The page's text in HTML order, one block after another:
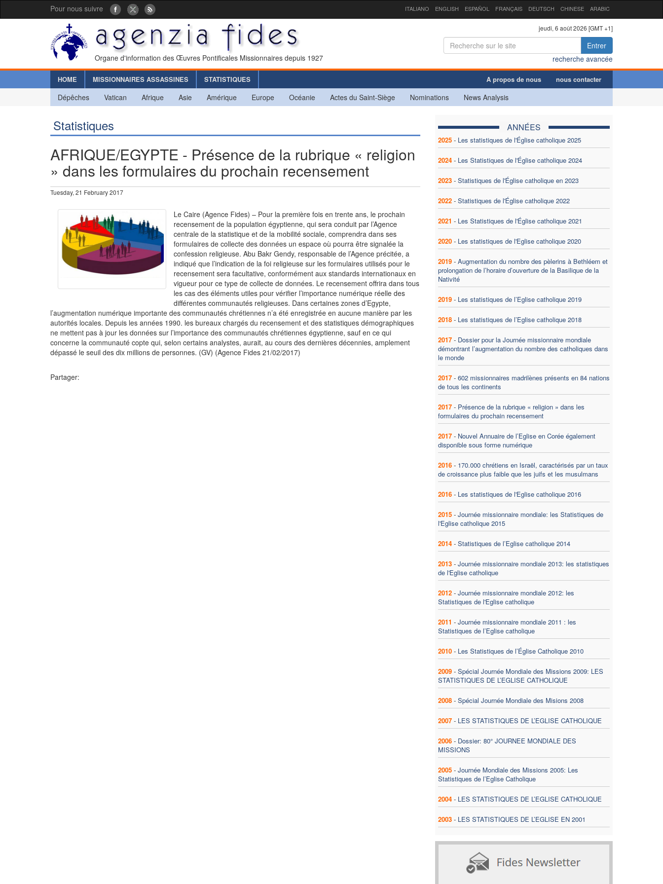
Pour nous suivre ITALIANO ENGLISH ESPAÑOL FRANÇAIS DEUTSCH CHINESE ARABIC
Organe d'information des Œuvres Pontificales Missionnaires depuis 1927
jeudi, 6 août 2026 [GMT +1]
Entrer
recherche avancée
HOME MISSIONNAIRES ASSASSINES STATISTIQUES A propos de nous nous contacter
Dépêches Vatican Afrique Asie Amérique Europe Océanie Actes du Saint-Siège Nominations News Analysis
Statistiques
AFRIQUE/EGYPTE - Présence de la rubrique « religion
» dans les formulaires du prochain recensement
Tuesday, 21 February 2017
Le Caire (Agence Fides) – Pour la première fois en trente ans, le prochain
recensement de la population égyptienne, qui sera conduit par l’Agence
centrale de la statistique et de la mobilité sociale, comprendra dans ses
formulaires de collecte des données un espace où pourra être signalée la
confession religieuse. Abu Bakr Gendy, responsable de l’Agence précitée, a
indiqué que l’indication de la foi religieuse sur les formulaires utilisés pour le
recensement sera facultative, conformément aux standards internationaux en
vigueur pour ce type de collecte de données. Le recensement offrira dans tous
les cas des éléments utiles pour vérifier l’importance numérique réelle des
différentes communautés religieuses. Dans certaines zones d’Egypte,
l’augmentation numérique importante des communautés chrétiennes n’a été enregistrée en aucune manière par les
autorités locales. Depuis les années 1990. les bureaux chargés du recensement et des statistiques démographiques
ne mettent pas à jour les données sur l’importance des communautés chrétiennes égyptienne, sauf en ce qui
concerne la communauté copte qui, selon certains analystes, aurait, au cours des dernières décennies, amplement
dépassé le seuil des dix millions de personnes. (GV) (Agence Fides 21/02/2017)
Partager:
ANNÉES
2025 - Les statistiques de l'Église catholique 2025
2024 - Les Statistiques de l'Église catholique 2024
2023 - Statistiques de l'Église catholique en 2023
2022 - Statistiques de l'Église catholique 2022
2021 - Les Statistiques de l'Église catholique 2021
2020 - Les statistiques de l'Eglise catholique 2020
2019 - Augmentation du nombre des pèlerins à Bethléem et
prolongation de l’horaire d’ouverture de la Basilique de la
Nativité
2019 - Les statistiques de l’Eglise catholique 2019
2018 - Les statistiques de l’Eglise catholique 2018
2017 - Dossier pour la Journée missionnaire mondiale
démontrant l’augmentation du nombre des catholiques dans
le monde
2017 - 602 missionnaires madrilènes présents en 84 nations
de tous les continents
2017 - Présence de la rubrique « religion » dans les
formulaires du prochain recensement
2017 - Nouvel Annuaire de l’Eglise en Corée également
disponible sous forme numérique
2016 - 170.000 chrétiens en Israël, caractérisés par un taux
de croissance plus faible que les juifs et les musulmans
2016 - Les statistiques de l'Eglise catholique 2016
2015 - Journée missionnaire mondiale: les Statistiques de
l'Eglise catholique 2015
2014 - Statistiques de l’Eglise catholique 2014
2013 - Journée missionnaire mondiale 2013: les statistiques
de l'Eglise catholique
2012 - Journée missionnaire mondiale 2012: les
Statistiques de l'Eglise catholique
2011 - Journée missionnaire mondiale 2011 : les
Statistiques de l’Eglise catholique
2010 - Les Statistiques de l’Église Catholique 2010
2009 - Spécial Journée Mondiale des Missions 2009: LES
STATISTIQUES DE L’EGLISE CATHOLIQUE
2008 - Spécial Journée Mondiale des Misions 2008
2007 - LES STATISTIQUES DE L’EGLISE CATHOLIQUE
2006 - Dossier: 80° JOURNEE MONDIALE DES
MISSIONS
2005 - Journée Mondiale des Missions 2005: Les
Statistiques de l’Eglise Catholique
2004 - LES STATISTIQUES DE L’EGLISE CATHOLIQUE
2003 - LES STATISTIQUES DE L’EGLISE EN 2001